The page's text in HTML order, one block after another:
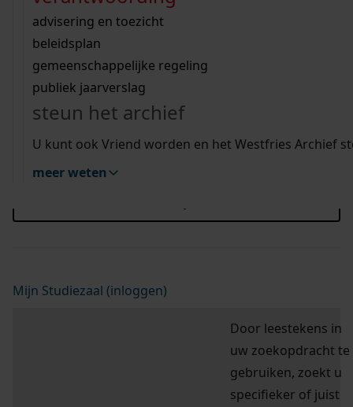
bouwvergunningen
omgevingsvergunningen
vergunningen
beeld en geluid
uitleg nodig?
Wij helpen u op weg met een aantal zoektips.
bekijk alle zoektips
Wij helpen u op weg met een aantal zoektips.
bekijk alle zoektips
bekijk ons geschiedenislokaal
advisering en toezicht
beleidsplan
gemeenschappelijke regeling
publiek jaarverslag
steun het archief
U kunt ook Vriend worden en het Westfries Archief
meer weten
Blader hier door de scans van de doop-, trouw-
en begraafboeken, bevolkingsregisters,
burgerlijke stand en notariële akten.
hulp nodig?
Deze zoektips helpen u op weg.
Mijn Studiezaal (inloggen)
Door leestekens in
uw zoekopdracht te
gebruiken, zoekt u
specifieker of juist